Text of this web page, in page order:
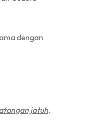
dengan
jatuh,